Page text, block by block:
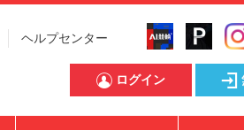
ヘルプセンター
ログイン